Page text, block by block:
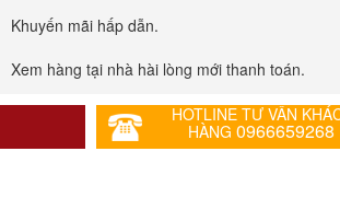
Khuyến mãi hấp dẫn.
Xem hàng tại nhà hài lòng mới thanh toán.
HOTLINE TƯ VẤN
HÀNG 0966659268